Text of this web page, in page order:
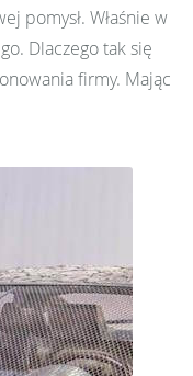
pomysł. Właśnie w
Dlaczego tak się
firmy. Mając